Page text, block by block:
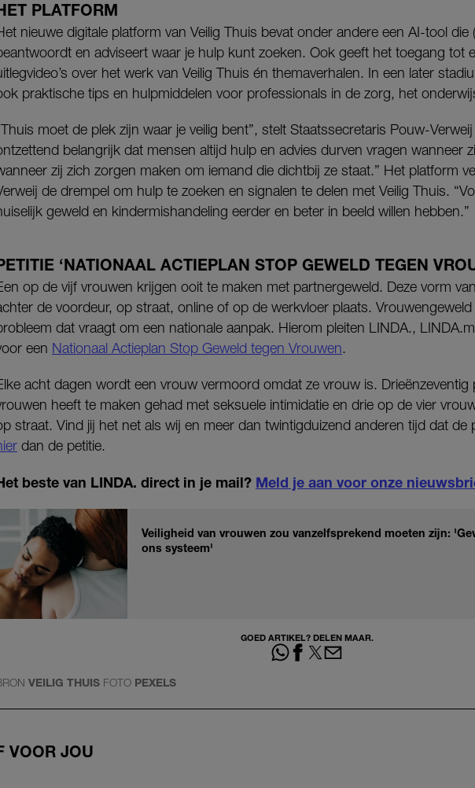
PLATFORM
nieuwe digitale platform van Veilig Thuis bevat onder andere een AI-tool die
en adviseert waar je hulp kunt zoeken. Ook geeft het toegang tot
over het werk van Veilig Thuis én themaverhalen. In een later
praktische tips en hulpmiddelen voor professionals in de zorg, het
moet de plek zijn waar je veilig bent”, stelt Staatssecretaris Pouw-Verweij
belangrijk dat mensen altijd hulp en advies durven vragen wanneer
zij zich zorgen maken om iemand die dichtbij ze staat.” Het platform
de drempel om hulp te zoeken en signalen te delen met Veilig Thuis.
geweld en kindermishandeling eerder en beter in beeld willen hebben.”
‘NATIONAAL ACTIEPLAN STOP GEWELD TEGEN
op de vijf vrouwen krijgen ooit te maken met partnergeweld. Deze vorm
de voordeur, op straat, online of op de werkvloer plaats.
dat vraagt om een nationale aanpak. Hierom pleiten LINDA.,
een Nationaal Actieplan Stop Geweld tegen Vrouwen.
acht dagen wordt een vrouw vermoord omdat ze vrouw is. Drieënzeventig
heeft te maken gehad met seksuele intimidatie en drie op de vier
straat. Vind jij het net als wij en meer dan twintigduizend anderen tijd dat de
dan de petitie.
beste van LINDA. direct in je mail? Meld je aan voor onze
Veiligheid van vrouwen zou vanzelfsprekend moeten zijn:
ons systeem'
GOED ARTIKEL? DELEN MAAR.
VEILIG THUIS FOTO PEXELS
VOOR JOU